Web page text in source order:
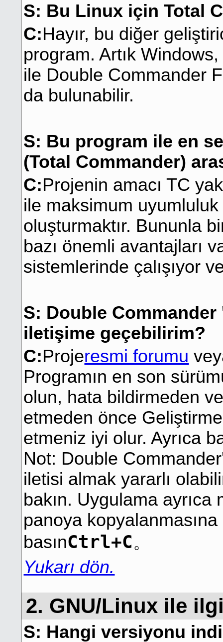
S: Bu Linux için Total
C:Hayır, bu diğer
program. Artık
ile Double Commander
da bulunabilir.
S: Bu program ile en
(Total Commander)
C:Projenin amacı TC
ile maksimum
oluşturmaktır. Bununla
bazı önemli avantajları
sistemlerinde çalışıyor
S: Double
iletişime geçebilirim?
C:Projeresmi forumu
Programın en son
olun, hata bildirmeden
etmeden önce
etmeniz iyi olur. Ayrıca
Not: Double
iletisi almak yararlı
bakın. Uygulama
panoya
basınCtrl+C。
Yukarı dön.
2. GNU/Linux ile
S: Hangi versiyonu